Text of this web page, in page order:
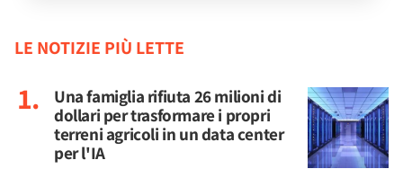
LE NOTIZIE PIÙ LETTE
Una famiglia rifiuta 26 milioni di
dollari per trasformare i propri
terreni agricoli in un data center
per l'IA